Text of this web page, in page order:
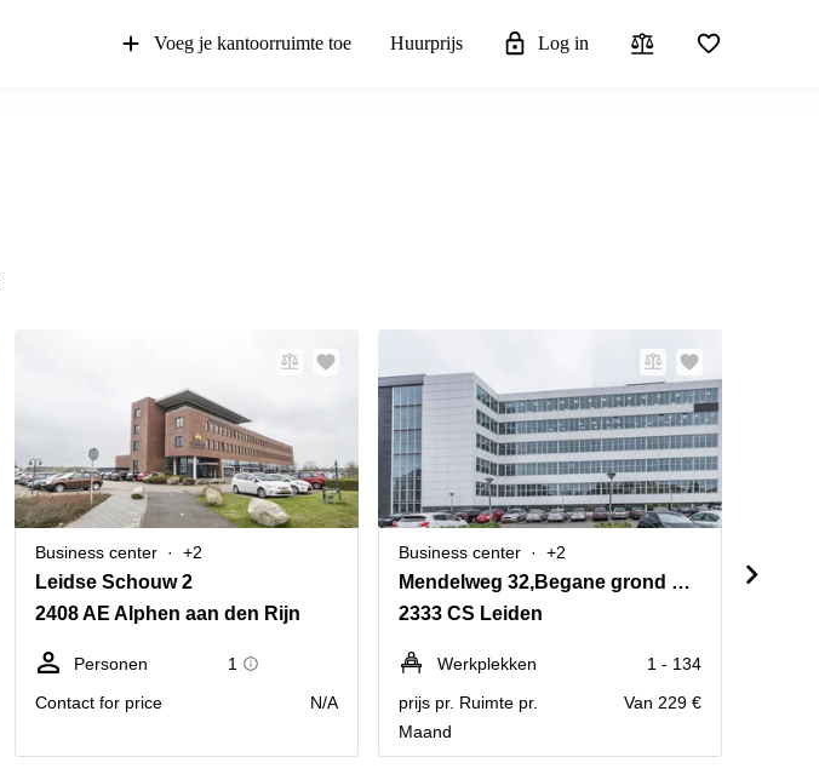
Voeg je kantoorruimte toe Huurprijs Log in
Business center +2
Leidse Schouw 2
2408 AE Alphen aan den Rijn
Personen
1
Contact for price
N/A
Business center +2
Mendelweg 32,Begane grond naar 2e verdieping
2333 CS Leiden
Werkplekken
1 - 134
prijs pr. Ruimte pr.
Maand
Van 229 €